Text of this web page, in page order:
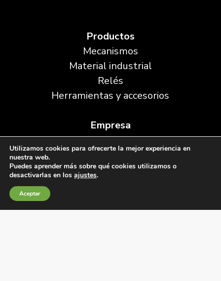
Productos
Mecanismos
Material industrial
Relés
Herramientas y accesorios
Empresa
Sobre BJC
Historia
Noticias
CATÁLOGO DIGITAL
Utilizamos cookies para ofrecerte la mejor experiencia en
nuestra web.
Puedes aprender más sobre qué cookies utilizamos o
desactivarlas en los ajustes.
Aceptar